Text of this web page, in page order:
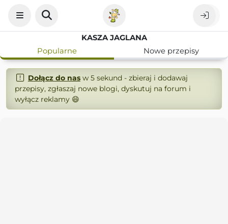
KASZA JAGLANA
Popularne
Nowe przepisy
Dołącz do nasw 5 sekund - zbieraj i dodawaj
przepisy, zgłaszaj nowe blogi, dyskutuj na forum i
wyłącz reklamy 😄